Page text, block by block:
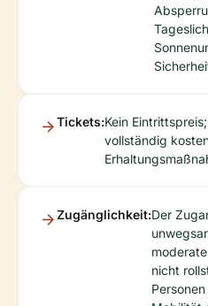
Tickets:Kein
vollständig
Zugänglichkeit:Der
nicht